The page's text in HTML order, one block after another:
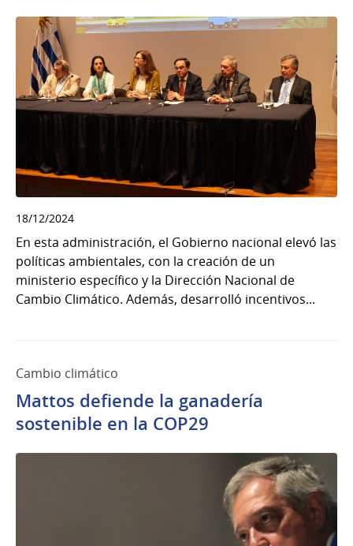
18/12/2024
En esta administración, el Gobierno nacional elevó las
políticas ambientales, con la creación de un
ministerio específico y la Dirección Nacional de
Cambio Climático. Además, desarrolló incentivos...
Cambio climático
Mattos defiende la ganadería
sostenible en la COP29